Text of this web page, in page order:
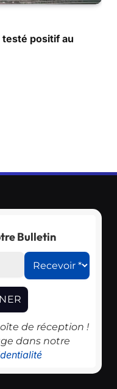
positif au
Bulletin
de réception !
dans notre